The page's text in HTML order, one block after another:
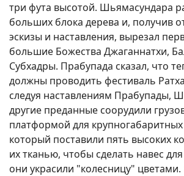
три фута высотой. Шьямасундара
больших блока дерева и, получив
эскизы и наставления, вырезал
большие Божества Джаганнатхи,
Субхадры. Прабупада сказал, что
должны проводить фестиваль
следуя наставлениям Прабупады,
другие преданные соорудили
платформой для крупногабаритных
который поставили пять высоких
их тканью, чтобы сделать навес
они украсили "колесницу"